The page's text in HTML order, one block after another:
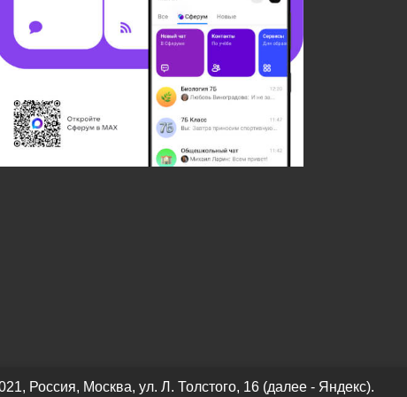
Россия, Москва, ул. Л. Толстого, 16 (далее - Яндекс).